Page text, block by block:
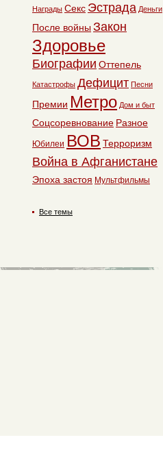
Награды Секс Эстрада Деньги
После войны Закон
Здоровье
Биографии Оттепель
Катастрофы Дефицит Песни
Премии Метро Дом и быт
Соцсоревнование Разное
Юбилеи ВОВ Терроризм
Война в Афганистане
Эпоха застоя Мультфильмы
Все темы